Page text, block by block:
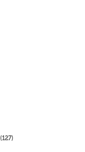
(127)